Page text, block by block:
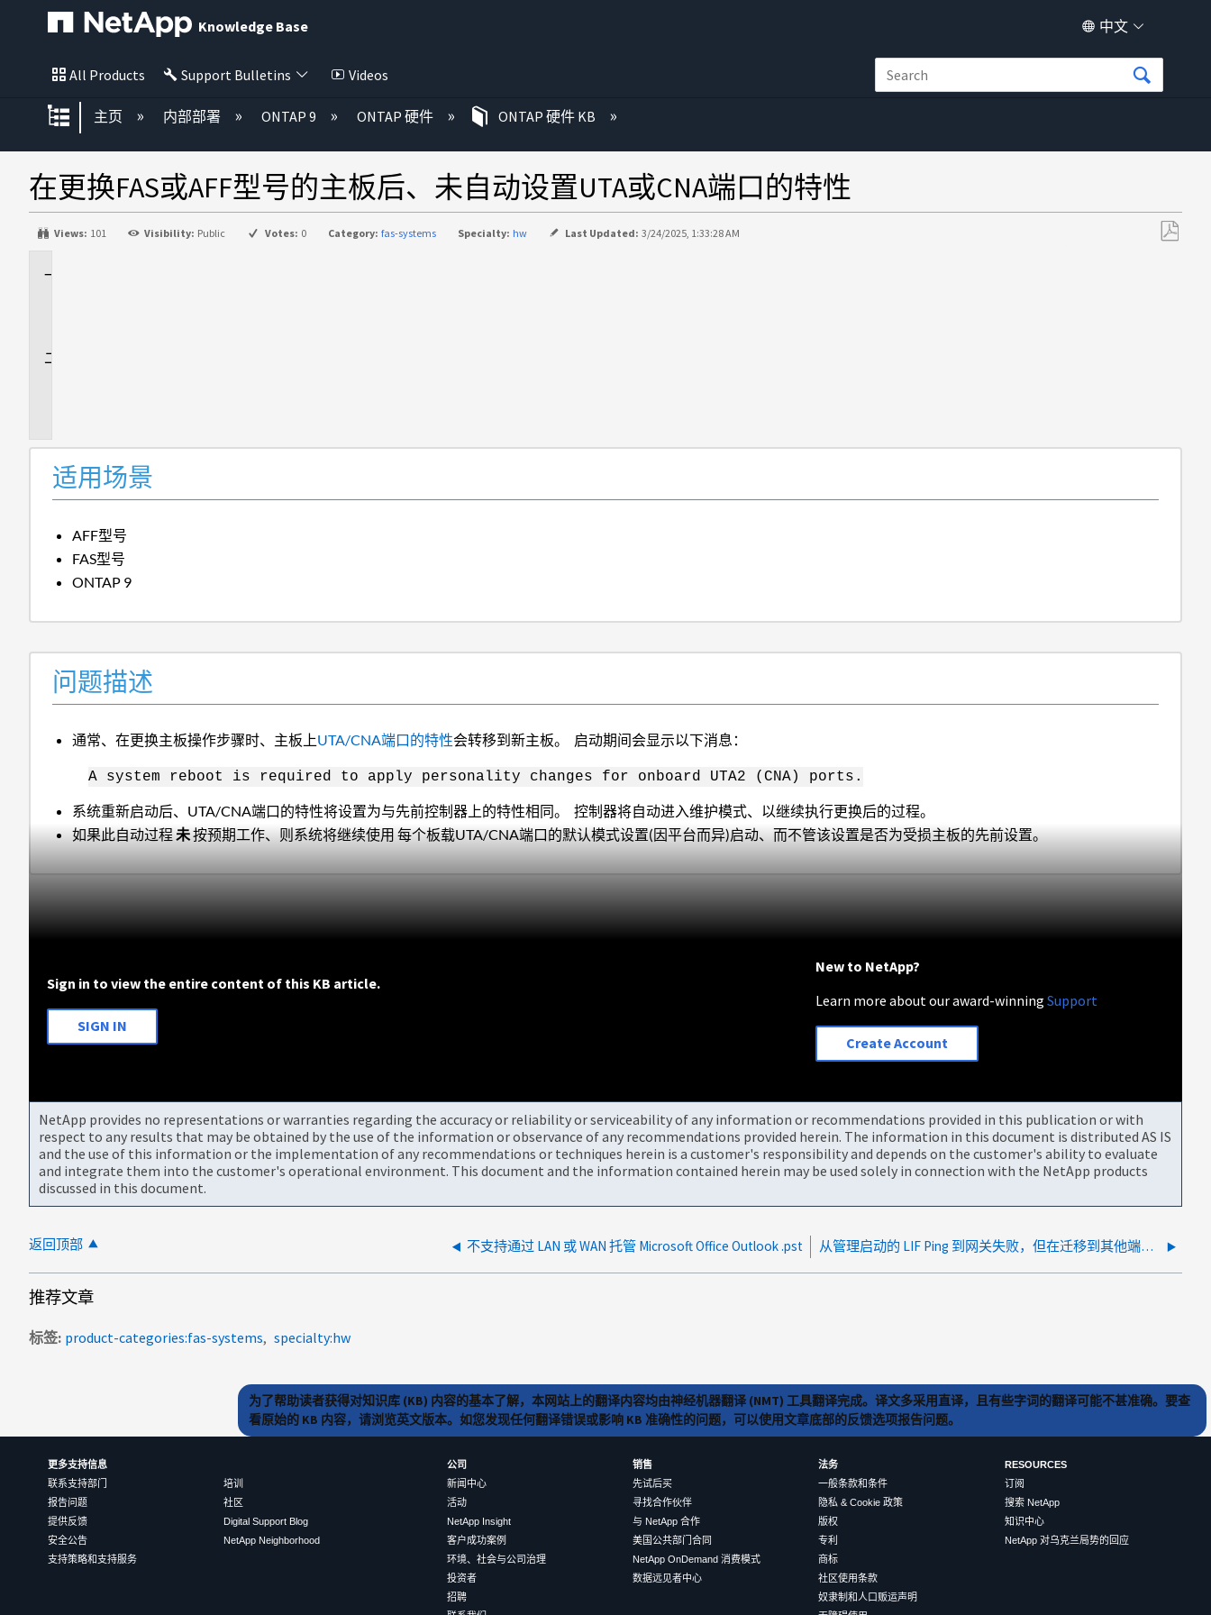
Knowledge Base 中文
All Products Support Bulletins Videos
扩展/隐缩全局层次
主页 内部部署 ONTAP 9 ONTAP 硬件 ONTAP 硬件 KB
在更换FAS或AFF型号的主板后、未自动设置UTA或CNA端口的特性
Views: 101 Visibility: Public Votes: 0 Category: fas-systems Specialty: hw Last Updated: 3/24/2025, 1:33:28 AM
适用场景
AFF型号
FAS型号
ONTAP 9
问题描述
通常、在更换主板操作步骤时、主板上UTA/CNA端口的特性会转移到新主板。 启动期间会显示以下消息：
A system reboot is required to apply personality changes for onboard UTA2 (CNA) ports.
系统重新启动后、UTA/CNA端口的特性将设置为与先前控制器上的特性相同。 控制器将自动进入维护模式、以继续执行更换后的过程。
如果此自动过程 未按预期工作、则系统将继续使用 每个板载UTA/CNA端口的默认模式设置(因平台而异)启动、而不管该设置是否为受损主板的先前设置。
Sign in to view the entire content of this KB article.
SIGN IN
New to NetApp?
Learn more about our award-winningSupport
Create Account
NetApp provides no representations or warranties regarding the accuracy or reliability or serviceability of any information or recommendations provided in this publication or with
respect to any results that may be obtained by the use of the information or observance of any recommendations provided herein. The information in this document is distributed AS IS
and the use of this information or the implementation of any recommendations or techniques herein is a customer's responsibility and depends on the customer's ability to evaluate
and integrate them into the customer's operational environment. This document and the information contained herein may be used solely in connection with the NetApp products
discussed in this document.
返回顶部 不支持通过 LAN 或 WAN 托管 Microsoft Office Outlook .pst 从管理启动的 LIF Ping 到网关失败，但在迁移到其他端口时有效
推荐文章
标签 product-categories:fas-systems specialty:hw
为了帮助读者获得对知识库 (KB) 内容的基本了解，本网站上的翻译内容均由神经机器翻译 (NMT) 工具翻译完成。译文多采用直译，且有些字词的翻译可能不甚准确。要查
看原始的 KB 内容，请浏览英文版本。如您发现任何翻译错误或影响 KB 准确性的问题，可以使用文章底部的反馈选项报告问题。
更多支持信息
联系支持部门
报告问题
提供反馈
安全公告
支持策略和支持服务
培训
社区
Digital Support Blog
NetApp Neighborhood
公司
新闻中心
活动
NetApp Insight
客户成功案例
环境、社会与公司治理
投资者
招聘
销售
先试后买
寻找合作伙伴
与 NetApp 合作
美国公共部门合同
NetApp OnDemand 消费模式
数据远见者中心
法务
一般条款和条件
隐私 & Cookie 政策
版权
专利
商标
社区使用条款
奴隶制和人口贩运声明
RESOURCES
订阅
搜索 NetApp
知识中心
NetApp 对乌克兰局势的回应